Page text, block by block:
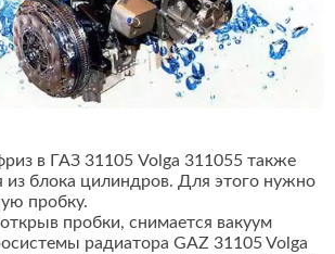
в ГАЗ 31105 Volga 311055 также
из блока цилиндров. Для этого нужно
пробку.
пробки, снимается вакуум
радиатора GAZ 31105 Volga